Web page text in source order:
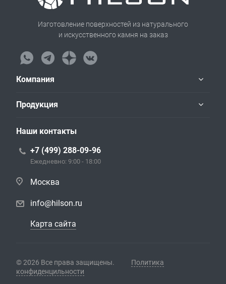
Изготовление поверхностей из натурального
и искусственного камня на заказ
Компания
Продукция
Наши контакты
+7 (499) 288-09-96
Ежедневно: 9:00 - 18:00
Москва
info@hilson.ru
Карта сайта
© 2026 Все права защищены.
Политика
конфиденцильности